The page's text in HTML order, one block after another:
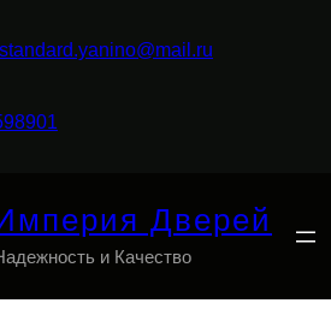
Дверей
и Качество